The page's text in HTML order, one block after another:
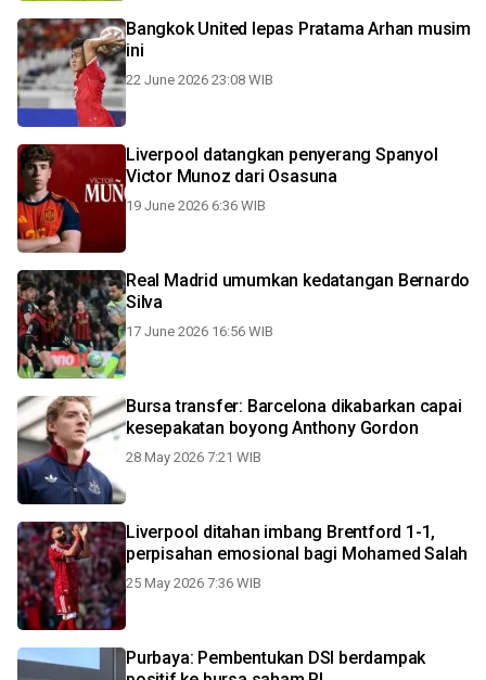
Bangkok United lepas Pratama Arhan musim
ini
22 June 2026 23:08 WIB
Liverpool datangkan penyerang Spanyol
Victor Munoz dari Osasuna
19 June 2026 6:36 WIB
Real Madrid umumkan kedatangan Bernardo
Silva
17 June 2026 16:56 WIB
Bursa transfer: Barcelona dikabarkan capai
kesepakatan boyong Anthony Gordon
28 May 2026 7:21 WIB
Liverpool ditahan imbang Brentford 1-1,
perpisahan emosional bagi Mohamed Salah
25 May 2026 7:36 WIB
Purbaya: Pembentukan DSI berdampak